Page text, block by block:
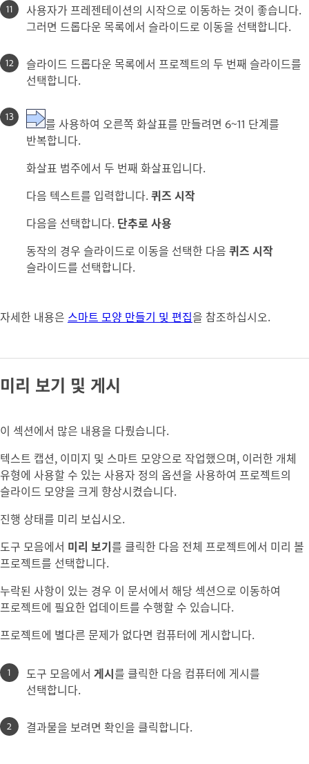
사용자가 프레젠테이션의 시작으로 이동하는 것이 좋습니다.
그러면 드롭다운 목록에서 슬라이드로 이동을 선택합니다.
슬라이드 드롭다운 목록에서 프로젝트의 두 번째 슬라이드를
선택합니다.
를 사용하여 오른쪽 화살표를 만들려면 6~11 단계를
반복합니다.
화살표 범주에서 두 번째 화살표입니다.
다음 텍스트를 입력합니다.퀴즈 시작
다음을 선택합니다. 단추로 사용
동작의 경우 슬라이드로 이동을 선택한 다음 퀴즈 시작
슬라이드를 선택합니다.
자세한 내용은 스마트 모양 만들기 및 편집을 참조하십시오.
미리 보기 및 게시
이 섹션에서 많은 내용을 다뤘습니다.
텍스트 캡션, 이미지 및 스마트 모양으로 작업했으며, 이러한 개체
유형에 사용할 수 있는 사용자 정의 옵션을 사용하여 프로젝트의
슬라이드 모양을 크게 향상시켰습니다.
진행 상태를 미리 보십시오.
도구 모음에서 미리 보기를 클릭한 다음 전체 프로젝트에서 미리 볼
프로젝트를 선택합니다.
누락된 사항이 있는 경우 이 문서에서 해당 섹션으로 이동하여
프로젝트에 필요한 업데이트를 수행할 수 있습니다.
프로젝트에 별다른 문제가 없다면 컴퓨터에 게시합니다.
도구 모음에서 게시를 클릭한 다음 컴퓨터에 게시를
선택합니다.
결과물을 보려면 확인을 클릭합니다.